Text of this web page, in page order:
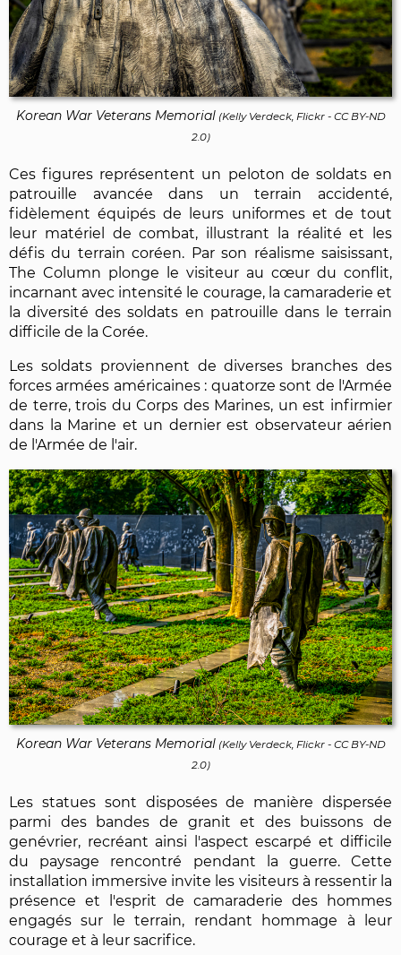
Korean War Veterans Memorial(Kelly Verdeck, Flickr- CC BY-ND
2.0)
Ces figures représentent un peloton de soldats en
patrouille avancée dans un terrain accidenté,
fidèlement équipés de leurs uniformes et de tout
leur matériel de combat, illustrant la réalité et les
défis du terrain coréen. Par son réalisme saisissant,
The Column plonge le visiteur au cœur du conflit,
incarnant avec intensité le courage, la camaraderie et
la diversité des soldats en patrouille dans le terrain
difficile de la Corée.
Les soldats proviennent de diverses branches des
forces armées américaines : quatorze sont de l'Armée
de terre, trois du Corps des Marines, un est infirmier
dans la Marine et un dernier est observateur aérien
de l'Armée de l'air.
Korean War Veterans Memorial(Kelly Verdeck, Flickr- CC BY-ND
2.0)
Les statues sont disposées de manière dispersée
parmi des bandes de granit et des buissons de
genévrier, recréant ainsi l'aspect escarpé et difficile
du paysage rencontré pendant la guerre. Cette
installation immersive invite les visiteurs à ressentir la
présence et l'esprit de camaraderie des hommes
engagés sur le terrain, rendant hommage à leur
courage et à leur sacrifice.